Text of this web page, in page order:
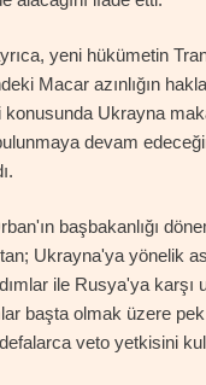
yeni hükümetin
Macar azınlığın
konusunda Ukrayna
devam
başbakanlığı
Ukrayna'ya yönelik
ile Rusya'ya karşı
başta olmak üzere
veto yetkisini